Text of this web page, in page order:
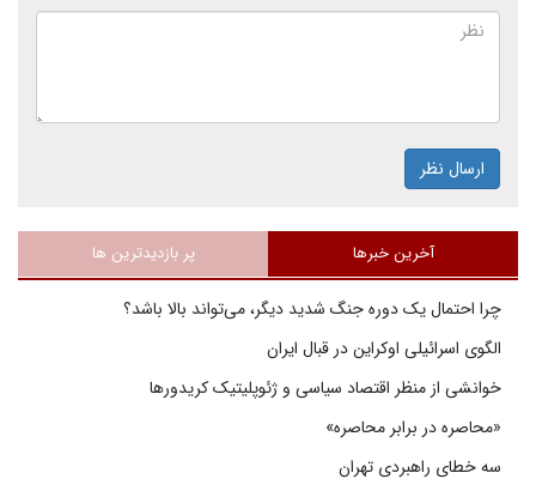
ارسال نظر
آخرین خبرها پر بازدیدترین ها
چرا احتمال یک دوره جنگ شدید دیگر، می‌تواند بالا باشد؟
الگوی اسرائیلی اوکراین در قبال ایران
خوانشی از منظر اقتصاد سیاسی و ژئوپلیتیک کریدورها
«محاصره در برابر محاصره»
سه خطای راهبردی تهران